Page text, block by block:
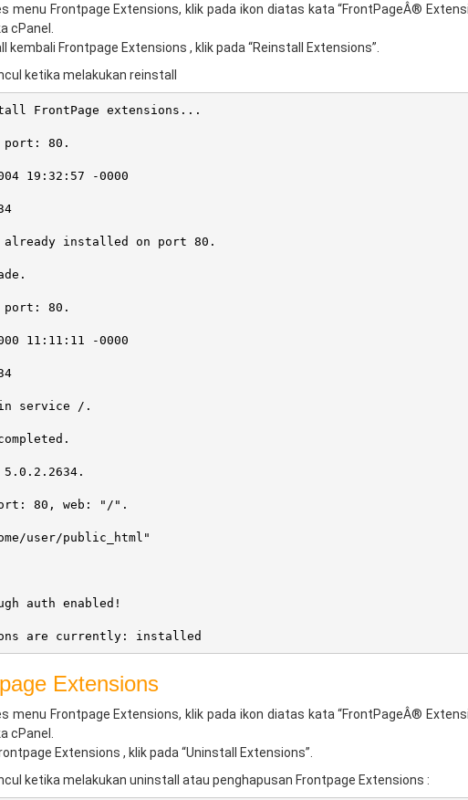
menu Frontpage Extensions, klik pada ikon diatas kata “FrontPageÂ®
cPanel.
kembali Frontpage Extensions , klik pada “Reinstall Extensions”.
ketika melakukan reinstall
FrontPage extensions...
80.
19:32:57 -0000
already installed on port 80.
port: 80.
11:11:11 -0000
in service /.
5.0.2.2634.
80, web: "/".
user/public_html"
auth enabled!
are currently: installed
Extensions
menu Frontpage Extensions, klik pada ikon diatas kata “FrontPageÂ®
cPanel.
Extensions , klik pada “Uninstall Extensions”.
ketika melakukan uninstall atau penghapusan Frontpage Extensions :